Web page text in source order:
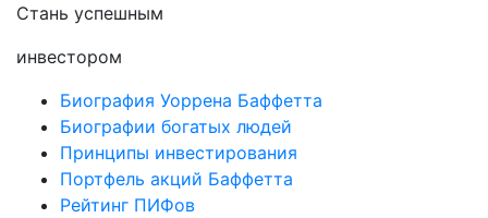
Стань успешным
инвестором
Биография Уоррена Баффетта
Биографии богатых людей
Принципы инвестирования
Портфель акций Баффетта
Рейтинг ПИФов